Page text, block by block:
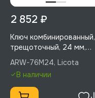
2 852 ₽
Ключ комбинированный,
трещоточный, 24 мм,
Licota, ARW-76M24
ARW-76M24, Licota
В наличии